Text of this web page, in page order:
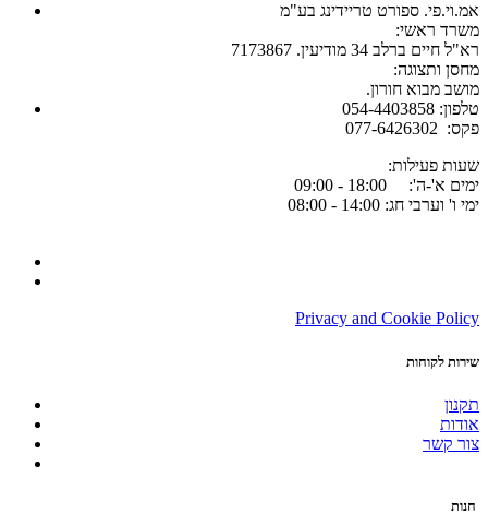
אמ.וי.פי. ספורט טריידינג בע"מ
:משרד ראשי
רא"ל חיים ברלב 34 מודיעין. 7173867
:מחסן ותצוגה
.מושב מבוא חורון
054-4403858 :טלפון
077-6426302 :פקס
:שעות פעילות
ימים א'-ה': 18:00 - 09:00
ימי ו' וערבי חג: 14:00 - 08:00
Privacy and Cookie Policy
שירות לקוחות
תקנון
אודות
צור קשר